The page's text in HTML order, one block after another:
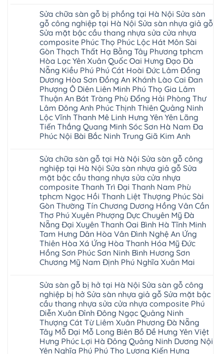
wood
đế
cao
su
IXPE
Hưng
Yên
Sài
Gòn
Ân
Thi
Hoàng
Mai
Mỹ
Hào
Tiên
Lữ
Từ
Liêm
Phù
Cừ
Thanh
Xuân
Kim
Động
Văn
Giang
Cầu
Giấy
Văn
Lâm
tphcm
Khoái
Châu
nhà
hà
nội
Ziccos
Flortex
Wilson
black
Hobi
wood
Glotex
Kosmos
Hobi
wood
Charm
wood
đế
cao
su
IXPE
Phú
Trì
Thanh
Xuân
Đoan
Hùng
Thanh
Ba
Cầu
Giấy
Hạ
Hòa
Cẩm
Khê
Tây
Hồ
Yên
Lập
Thanh
Ninh
hưng
yên
Lâm
Thao
Tam
Nông
hải
phòng
Thanh
Thủy
Hà
Nội
Sửa
sàn
giả
gỗ
cong
vênh
Sửa
mặt
bậc
cầu
thang
nhựa
sửa
cửa
nhựa
composite
tpHCM
Hoài
Đức
Bình
Dương
Thủ
Đức
Thanh
Xuân
Thái
Nguyên
Phú
Thọ
Bắc
Giang
Long
Biên
Hải
Dương
Bắc
Ninh
Gia
Lâm
Hà
Nam
Hà
Nội
Hưng
Yên
Đông
bình
luận
ở
Sửa
sàn
gỗ
bị
cong
vênh
tại
Hà
Nội
Sửa
sàn
gỗ
công
nghiệp
tại
Hà
Nội
nhựa
giả
gỗ
cong
vênh
Sửa
mặt
bậc
cầu
thang
nhựa
sửa
cửa
nhựa
composite
hoài
đức
đan
thanh
oai
ứng
hòa
long
biên
sài
gòn
đông
anh
sóc
Sửa chữa sàn gỗ bị phồng tại Hà Nội Sửa sàn
gỗ công nghiệp tại Hà Nội Sửa sàn nhựa giả gỗ
Sửa mặt bậc cầu thang nhựa sửa cửa nhựa
composite Phúc Thọ Phúc Lộc Hát Môn Sài
Gòn Thạch Thất Hạ Bằng Tây Phương tphcm
Hòa Lạc Yên Xuân Quốc Oai Hưng Đạo Đà
Nẵng Kiều Phú Phú Cát Hoài Đức Lâm Đồng
Dương Hòa Sơn Đồng An Khánh Lào Cai Đan
Phượng Ô Diên Liên Minh Phú Thọ Gia Lâm
Thuận An Bát Tràng Phù Đổng Hải Phòng Thư
Lâm Đông Anh Phúc Thịnh Thiên Quảng Ninh
Lộc Vĩnh Thanh Mê Linh Hưng Yên Yên Lãng
Tiến Thắng Quang Minh Sóc Sơn Hà Nam Đa
Phúc Nội Bài Bắc Ninh Trung Giã Kim Anh
bình
luận
ở
Sửa
chữa
sàn
gỗ
bị
phồng
tại
Hà
Nội
Sửa
sàn
gỗ
công
nghiệp
Nội
Sửa
sàn
nhựa
giả
gỗ
Sửa
mặt
bậc
cầu
thang
nhựa
Sửa chữa sàn gỗ tại Hà Nội Sửa sàn gỗ công
nghiệp tại Hà Nội Sửa sàn nhựa giả gỗ Sửa
mặt bậc cầu thang nhựa sửa cửa nhựa
composite Thanh Trì Đại Thanh Nam Phù
tphcm Ngọc Hồi Thanh Liệt Thượng Phúc Sài
Gòn Thường Tín Chương Dương Hồng Vân Cần
Thơ Phú Xuyên Phượng Dực Chuyên Mỹ Đà
Nẵng Đại Xuyên Thanh Oai Bình Hà Tĩnh Minh
Tam Hưng Dân Hòa Vân Đình Nghệ An Ứng
Thiên Hòa Xá Ứng Hòa Thanh Hóa Mỹ Đức
Hồng Sơn Phúc Sơn Ninh Bình Hương Sơn
Chương Mỹ Nam Định Phú Nghĩa Xuân Mai
bình
luận
ở
Sửa
chữa
sàn
gỗ
tại
Hà
Nội
Sửa
Sửa sàn gỗ bị hở tại Hà Nội Sửa sàn gỗ công
nghiệp bị hở Sửa sàn nhựa giả gỗ Sửa mặt bậc
cầu thang nhựa sửa cửa nhựa composite Phú
Diễn Xuân Đỉnh Đông Ngạc Quảng Ninh
Thượng Cát Từ Liêm Xuân Phương Đà Nẵng
Tây Mỗ Đại Mỗ Long Biên Bồ Đề Hưng Yên Việt
Hưng Phúc Lợi Hà Đông Quảng Ninh Dương Nội
Yên Nghĩa Phú Phú Thọ Lương Kiến Hưng